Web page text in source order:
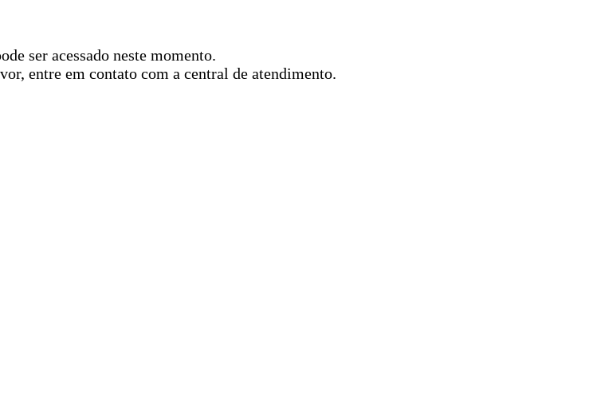
ser acessado neste momento.
entre em contato com a central de atendimento.